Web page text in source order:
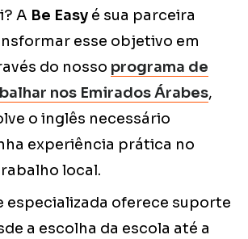
A Be Easy é sua parceira
esse objetivo em
do nosso programa de
nos Emirados Árabes,
o inglês necessário
experiência prática no
local.
especializada oferece suporte
a escolha da escola até a